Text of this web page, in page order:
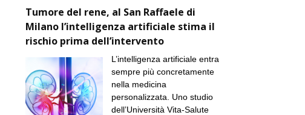
Tumore del rene, al San Raffaele di
Milano l’intelligenza artificiale stima il
rischio prima dell’intervento
L’intelligenza artificiale entra
sempre più concretamente
nella medicina
personalizzata. Uno studio
dell’Università Vita-Salute